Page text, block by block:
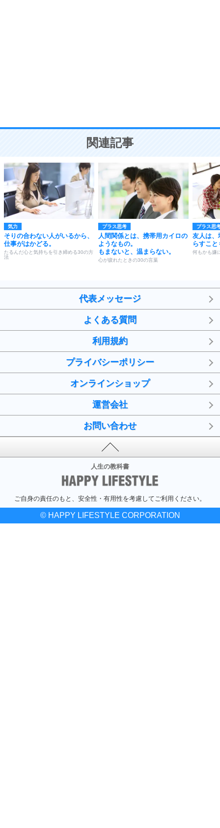
ことが大切。
関連記事
気力
そりの合わない人がいるから、
仕事がはかどる。
たるんだ心と気持ちを引き締める30の方
法
プラス思考
人間関係とは、携帯用カイロの
ようなもの。
もまないと、温まらない。
心が疲れたときの30の言葉
プラス思
友人は、
らすこ
何もかも嫌
代表メッセージ
よくある質問
利用規約
プライバシーポリシー
オンラインショップ
運営会社
お問い合わせ
人生の教科書
ご自身の責任のもと、安全性・有用性を考慮してご利用ください。
© HAPPY LIFESTYLE CORPORATION